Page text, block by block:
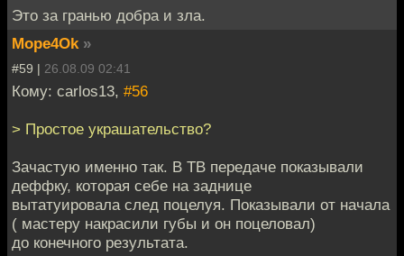
Это за гранью добра и зла.
Mope4Ok »
#59 | 26.08.09 02:41
Кому: carlos13, #56
> Простое украшательство?
Зачастую именно так. В ТВ передаче показывали
деффку, которая себе на заднице
вытатуировала след поцелуя. Показывали от начала
( мастеру накрасили губы и он поцеловал)
до конечного результата.